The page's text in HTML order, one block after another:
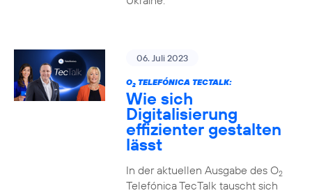
06. Juli 2023
O2TELEFÓNICA TECTALK:
Wie sich
Digitalisierung
effizienter gestalten
lässt
In der aktuellen Ausgabe des O2
Telefónica TecTalk tauscht sich